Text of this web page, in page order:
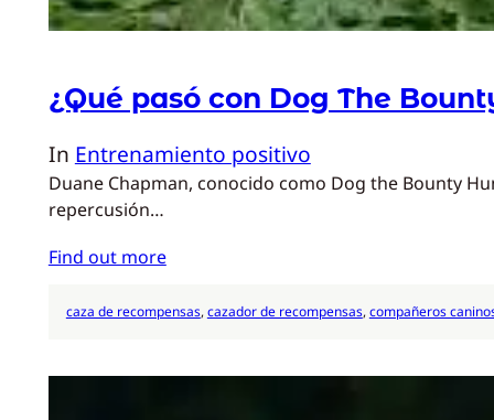
¿Qué pasó con Dog The
In Entrenamiento positivo
Duane Chapman, conocido como Dog the Bounty
repercusión…
Find out more
caza de recompensas, cazador de recompensas, compañeros